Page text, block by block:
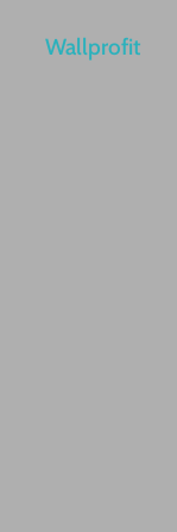
Wallprofit